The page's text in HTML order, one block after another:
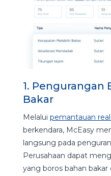
1. Pengurangan
Bakar
Melalui pemantauan
berkendara, McEasy
langsung pada
Perusahaan dapat
yang boros bahan